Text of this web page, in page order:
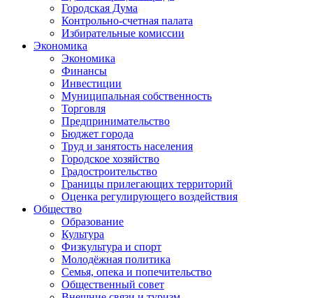
Городская Дума
Контрольно-счетная палата
Избирательные комиссии
Экономика
Экономика
Финансы
Инвестиции
Муниципальная собственность
Торговля
Предпринимательство
Бюджет города
Труд и занятость населения
Городское хозяйство
Градостроительство
Границы прилегающих территорий
Оценка регулирующего воздействия
Общество
Образование
Культура
Физкультура и спорт
Молодёжная политика
Семья, опека и попечительство
Общественный совет